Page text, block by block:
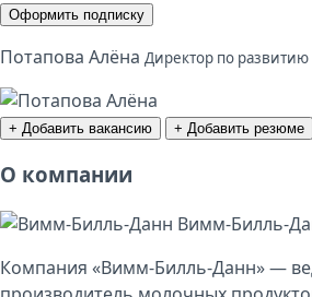
Оформить подписку
Потапова Алёна Директор по развитию
+ Добавить вакансию + Добавить резюме
О компании
Вимм-Билль-
Компания «Вимм-Билль-Данн» —